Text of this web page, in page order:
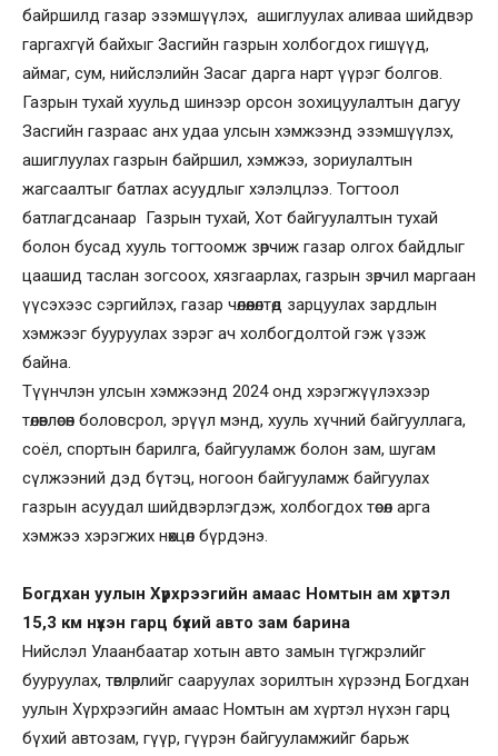
байршилд газар эзэмшүүлэх, ашиглуулах аливаа шийдвэр
гаргахгүй байхыг Засгийн газрын холбогдох гишүүд,
аймаг, сум, нийслэлийн Засаг дарга нарт үүрэг болгов.
Газрын тухай хуульд шинээр орсон зохицуулалтын дагуу
Засгийн газраас анх удаа улсын хэмжээнд эзэмшүүлэх,
ашиглуулах газрын байршил, хэмжээ, зориулалтын
жагсаалтыг батлах асуудлыг хэлэлцлээ. Тогтоол
батлагдсанаар Газрын тухай, Хот байгуулалтын тухай
болон бусад хууль тогтоомж зөрчиж газар олгох байдлыг
цаашид таслан зогсоох, хязгаарлах, газрын зөрчил маргаан
үүсэхээс сэргийлэх, газар чөлөөлөлтөд зарцуулах зардлын
хэмжээг бууруулах зэрэг ач холбогдолтой гэж үзэж
байна.
Түүнчлэн улсын хэмжээнд 2024 онд хэрэгжүүлэхээр
төлөвлөсөн боловсрол, эрүүл мэнд, хууль хүчний байгууллага,
соёл, спортын барилга, байгууламж болон зам, шугам
сүлжээний дэд бүтэц, ногоон байгууламж байгуулах
газрын асуудал шийдвэрлэгдэж, холбогдох төсөл арга
хэмжээ хэрэгжих нөхцөл бүрдэнэ.
Богдхан уулын Хүрхрээгийн амаас Номтын ам хүртэл
15,3 км нүхэн гарц бүхий авто зам барина
Нийслэл Улаанбаатар хотын авто замын түгжрэлийг
бууруулах, төвлөрлийг сааруулах зорилтын хүрээнд Богдхан
уулын Хүрхрээгийн амаас Номтын ам хүртэл нүхэн гарц
бүхий автозам, гүүр, гүүрэн байгууламжийг барьж